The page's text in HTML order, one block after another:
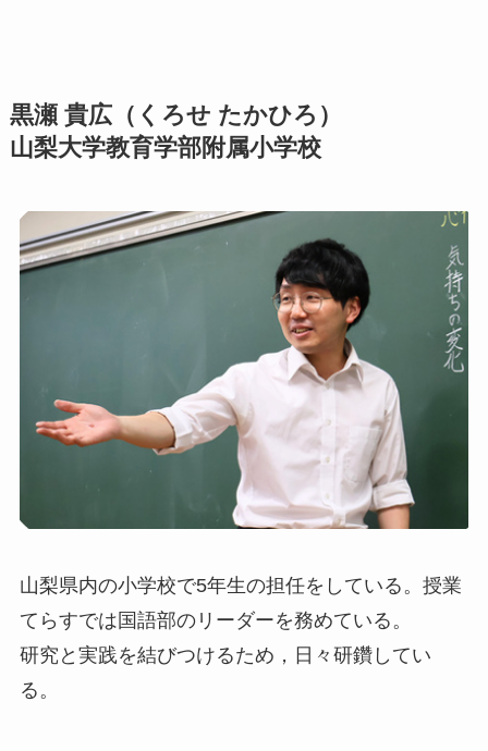
黒瀬 貴広（くろせ たかひろ）
山梨大学教育学部附属小学校
山梨県内の小学校で5年生の担任をしている。授業
てらすでは国語部のリーダーを務めている。
研究と実践を結びつけるため，日々研鑽してい
る。